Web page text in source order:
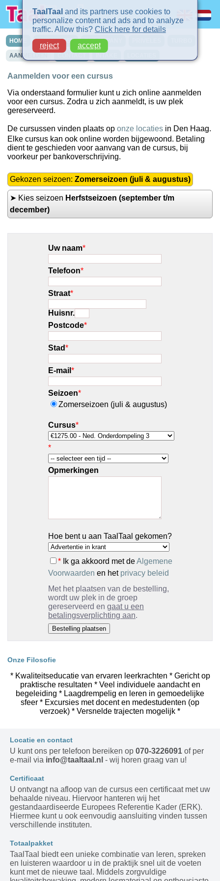
HOME CURSUSSEN IN-COMPANY
AANMELDEN
Aanmelden voor een cursus
Via onderstaand formulier kunt u zich online aanmelden
voor een cursus. Zodra u zich aanmeldt, is uw plek
gereserveerd.
De cursussen vinden plaats op onze locaties in Den Haag.
Elke cursus kan ook online worden bijgewoond. Betaling
dient te geschieden voor aanvang van de cursus, bij
voorkeur per bankoverschrijving.
Gekozen seizoen: Zomerseizoen (juli & augustus)
➤ Kies seizoen Herfstseizoen (september t/m
december)
Uw naam*
Telefoon*
Straat*
Huisnr.
Postcode*
Stad*
E-mail *
Seizoen*
Zomerseizoen (juli & augustus)
Cursus*
*
Opmerkingen
Hoe bent u aan TaalTaal gekomen?
* Ik ga akkoord met deAlgemene
Voorwaarden en het privacy beleid
Met het plaatsen van de bestelling,
wordt uw plek in de groep
gereserveerd en gaat u een
betalingsverplichting aan.
Onze Filosofie
* Kwaliteitseducatie van ervaren leerkrachten * Gericht op
praktische resultaten * Veel individuele aandacht en
begeleiding * Laagdrempelig en leren in gemoedelijke
sfeer * Excursies met docent en medestudenten (op
verzoek) * Versnelde trajecten mogelijk *
Locatie en contact
U kunt ons per telefoon bereiken op 070-3226091 of per
e-mail via info@taaltaal.nl - wij horen graag van u!
Certificaat
U ontvangt na afloop van de cursus een certificaat met uw
behaalde niveau. Hiervoor hanteren wij het
gestandaardiseerde Europees Referentie Kader (ERK).
Hiermee kunt u ook eenvoudig aansluiting vinden tussen
verschillende instituten.
Totaalpakket
TaalTaal biedt een unieke combinatie van leren, spreken
en luisteren waardoor u in de praktijk snel uit de voeten
kunt met de nieuwe taal. Middels zorgvuldige
TaalTaal and its partners use cookies to
personalize content and ads and to analyze
traffic. Allow this? Click here for details
reject
accept